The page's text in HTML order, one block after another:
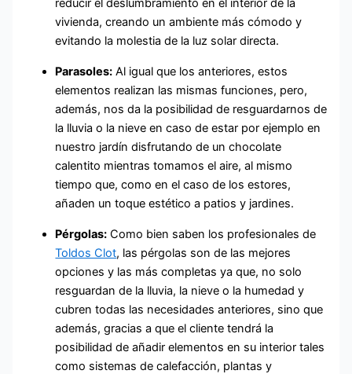
reducir el deslumbramiento en el interior de la
vivienda, creando un ambiente más cómodo y
evitando la molestia de la luz solar directa.
Parasoles: Al igual que los anteriores, estos
elementos realizan las mismas funciones, pero,
además, nos da la posibilidad de resguardarnos de
la lluvia o la nieve en caso de estar por ejemplo en
nuestro jardín disfrutando de un chocolate
calentito mientras tomamos el aire, al mismo
tiempo que, como en el caso de los estores,
añaden un toque estético a patios y jardines.
Pérgolas: Como bien saben los profesionales de
Toldos Clot, las pérgolas son de las mejores
opciones y las más completas ya que, no solo
resguardan de la lluvia, la nieve o la humedad y
cubren todas las necesidades anteriores, sino que
además, gracias a que el cliente tendrá la
posibilidad de añadir elementos en su interior tales
como sistemas de calefacción, plantas y